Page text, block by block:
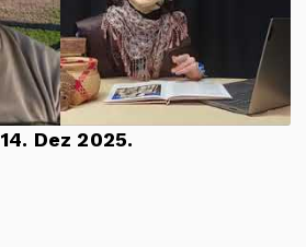
Episódio inédito. 14. Dez 2025.